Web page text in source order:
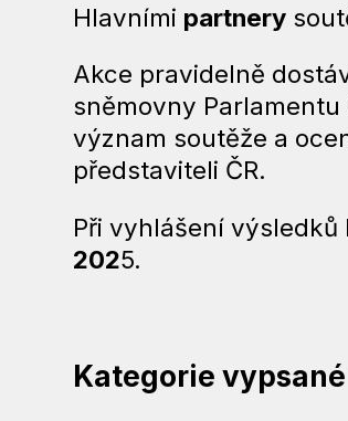
Hlavními partnery
Akce pravidelně
sněmovny
význam soutěže a
představiteli ČR.
Při vyhlášení
2025.
Kategorie